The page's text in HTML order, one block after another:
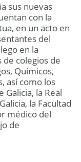
sus nuevas
con la
en un acto en
del
en la
colegios de
Químicos,
así como los
la Real
la Facultad
médico del
de